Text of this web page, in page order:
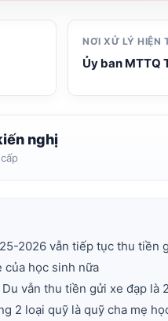
NƠI XỬ LÝ HIỆN
Ủy ban MTTQ
nghị
2026 vẫn tiếp tục thu
của học sinh nữa
vẫn thu tiền gửi xe đạp là
2 loại quỹ là quỹ cha mẹ